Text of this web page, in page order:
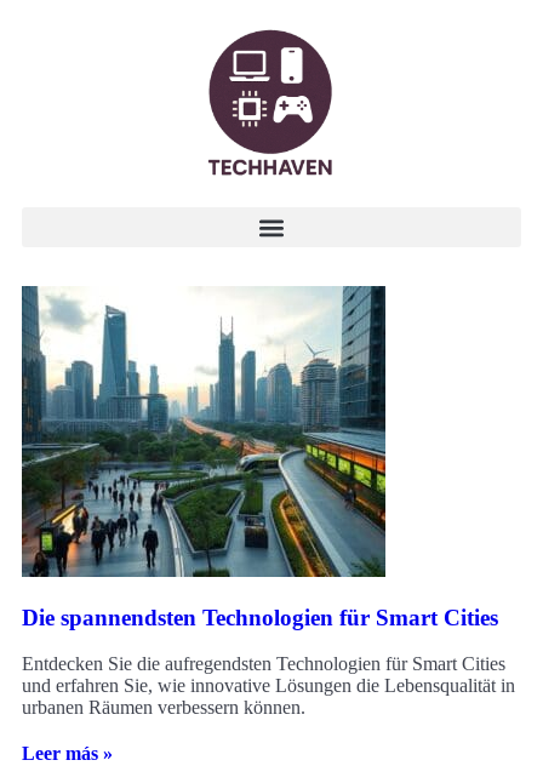
Die spannendsten Technologien für Smart Cities
Entdecken Sie die aufregendsten Technologien für Smart Cities
und erfahren Sie, wie innovative Lösungen die Lebensqualität in
urbanen Räumen verbessern können.
Leer más »